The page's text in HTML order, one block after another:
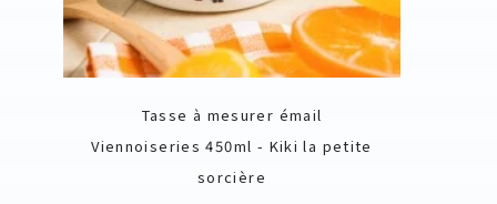
Tasse à mesurer émail
Viennoiseries 450ml - Kiki la petite
sorcière